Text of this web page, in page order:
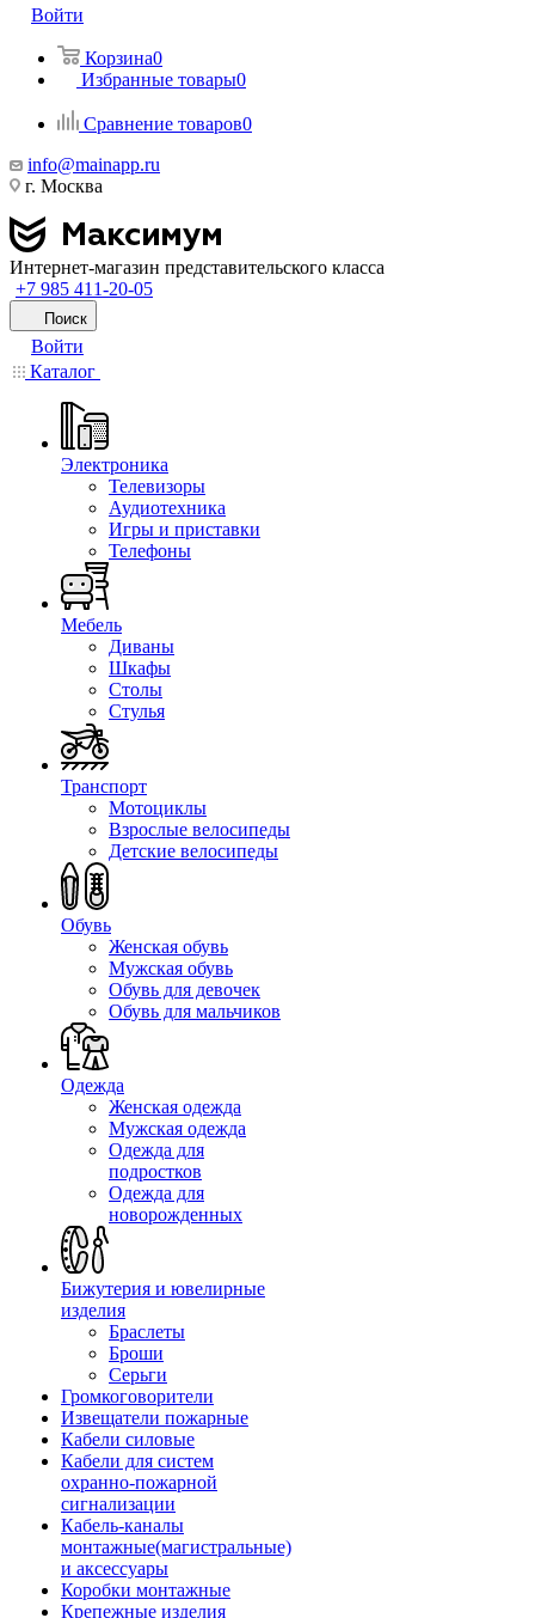
Войти
Корзина0
Избранные товары0
Сравнение товаров0
info@mainapp.ru
г. Москва
Интернет-магазин представительского класса
+7 985 411-20-05
Поиск
Войти
Каталог
Электроника
Телевизоры
Аудиотехника
Игры и приставки
Телефоны
Мебель
Диваны
Шкафы
Столы
Стулья
Транспорт
Мотоциклы
Взрослые велосипеды
Детские велосипеды
Обувь
Женская обувь
Мужская обувь
Обувь для девочек
Обувь для мальчиков
Одежда
Женская одежда
Мужская одежда
Одежда для
подростков
Одежда для
новорожденных
Бижутерия и ювелирные
изделия
Браслеты
Броши
Серьги
Громкоговорители
Извещатели пожарные
Кабели силовые
Кабели для систем
охранно-пожарной
сигнализации
Кабель-каналы
монтажные(магистральные)
и аксессуары
Коробки монтажные
Крепежные изделия